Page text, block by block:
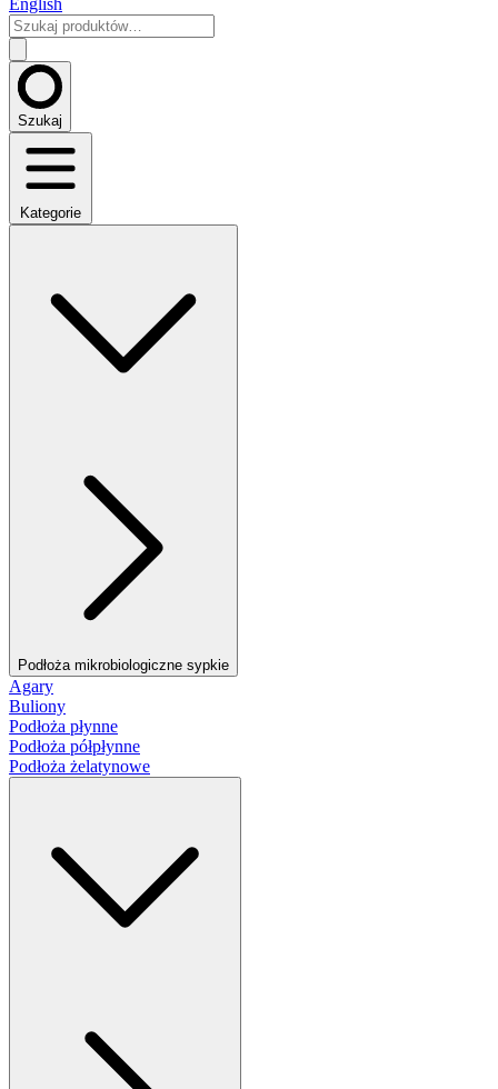
English
Szukaj
Kategorie
Podłoża mikrobiologiczne sypkie
Agary
Buliony
Podłoża płynne
Podłoża półpłynne
Podłoża żelatynowe